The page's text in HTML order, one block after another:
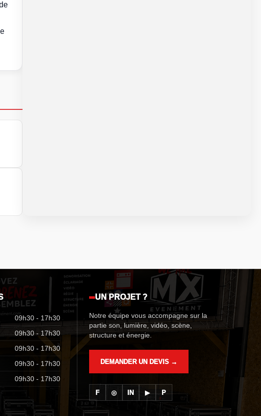
09h30 - 17h30
09h30 - 17h30
09h30 - 17h30
09h30 - 17h30
09h30 - 17h30
UN PROJET ?
Notre équipe vous accompagne sur la
partie son, lumière, vidéo, scène,
structure et énergie.
DEMANDER UN DEVIS →
F ◎ IN ▶ P